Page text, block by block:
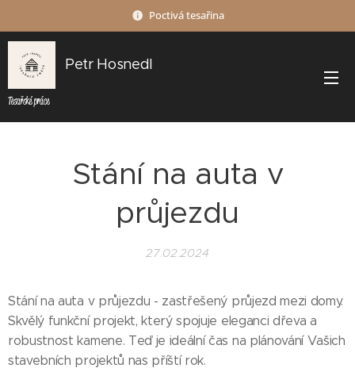
Poctivá tesařina
Petr Hosnedl
Tesařské práce
Stání na auta v
průjezdu
27.02.2024
Stání na auta v průjezdu - zastřešený průjezd mezi domy.
Skvělý funkční projekt, který spojuje eleganci dřeva a
robustnost kamene. Teď je ideální čas na plánování Vašich
stavebních projektů nas příští rok.